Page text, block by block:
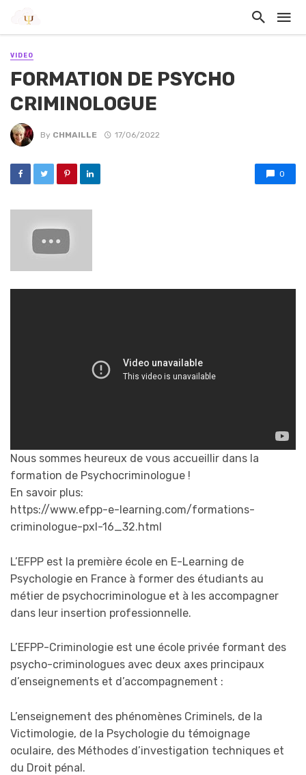
VIDEO
FORMATION DE PSYCHO
CRIMINOLOGUE
By CHMAILLE 17/06/2022
0
Nous sommes heureux de vous accueillir dans la
formation de Psychocriminologue !
En savoir plus:
https://www.efpp-e-learning.com/formations-
criminologue-pxl-16_32.html
L’EFPP est la première école en E-Learning de
Psychologie en France à former des étudiants au
métier de psychocriminologue et à les accompagner
dans leur insertion professionnelle.
L’EFPP-Criminologie est une école privée formant des
psycho-criminologues avec deux axes principaux
d’enseignements et d’accompagnement :
L’enseignement des phénomènes Criminels, de la
Victimologie, de la Psychologie du témoignage
oculaire, des Méthodes d’investigation techniques et
du Droit pénal.